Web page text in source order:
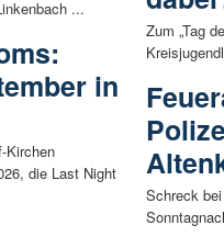
...
in
Kirchen
die Last Night
Zum „Tag
Schreck